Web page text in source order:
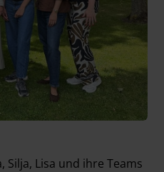
Silja, Lisa und ihre Teams